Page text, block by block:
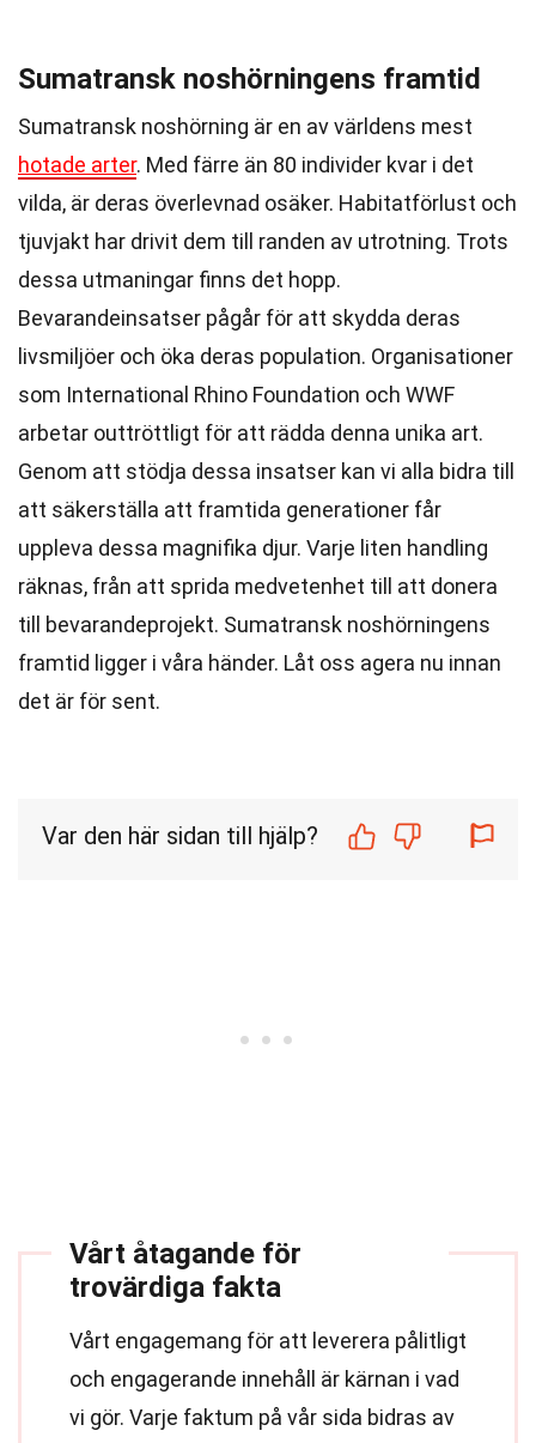
Sumatransk noshörningens framtid
Sumatransk noshörning är en av världens mest
hotade arter. Med färre än 80 individer kvar i det
vilda, är deras överlevnad osäker. Habitatförlust och
tjuvjakt har drivit dem till randen av utrotning. Trots
dessa utmaningar finns det hopp.
Bevarandeinsatser pågår för att skydda deras
livsmiljöer och öka deras population. Organisationer
som International Rhino Foundation och WWF
arbetar outtröttligt för att rädda denna unika art.
Genom att stödja dessa insatser kan vi alla bidra till
att säkerställa att framtida generationer får
uppleva dessa magnifika djur. Varje liten handling
räknas, från att sprida medvetenhet till att donera
till bevarandeprojekt. Sumatransk noshörningens
framtid ligger i våra händer. Låt oss agera nu innan
det är för sent.
Var den här sidan till hjälp?
Vårt åtagande för
trovärdiga fakta
Vårt engagemang för att leverera pålitligt
och engagerande innehåll är kärnan i vad
vi gör. Varje faktum på vår sida bidras av